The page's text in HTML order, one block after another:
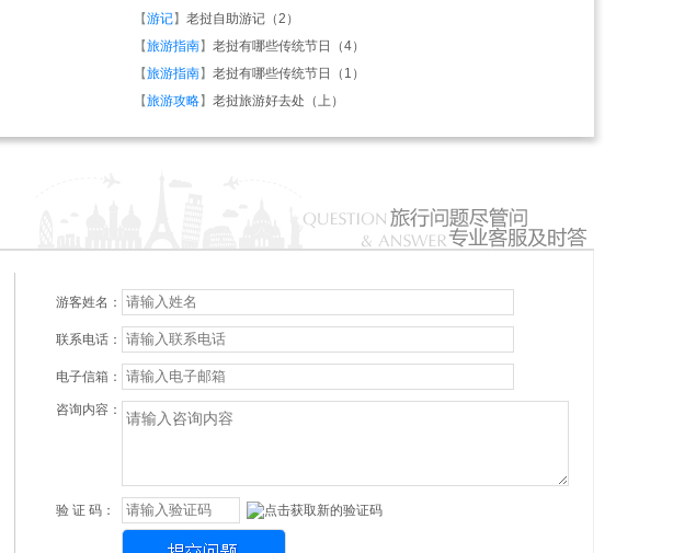
【游记】 老挝自助游记（2）
【旅游指南】 老挝有哪些传统节日（4）
【旅游指南】 老挝有哪些传统节日（1）
【旅游攻略】 老挝旅游好去处（上）
游客姓名：
联系电话：
电子信箱：
咨询内容：
验 证 码：